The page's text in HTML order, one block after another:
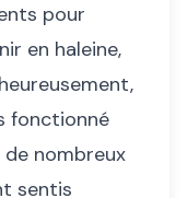
pour
en haleine,
fonctionné
nombreux
sentis